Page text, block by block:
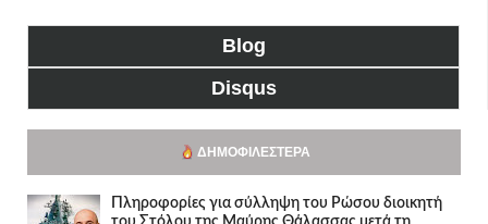
Blog
Disqus
ΔΗΜΟΦΙΛΈΣΤΕΡΑ
Πληροφορίες για σύλληψη του Ρώσου διοικητή